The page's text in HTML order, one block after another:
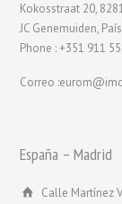
Kokosstraat 20,
JC Genemuiden,
Phone : +351 911
Correo
España – Madrid
Calle Martínez